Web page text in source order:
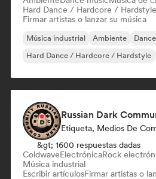
Hard Dance / Hardcore / Hardstyle
Firmar artistas o lanzar su música
Música industrial Ambiente
Hard Dance / Hardcore / Hardstyle
Russian Dark
&gt; 1600 respuestas dadas
ColdwaveElectrónicaRock
Música industrial
Escribir artículosFirmar artistas o